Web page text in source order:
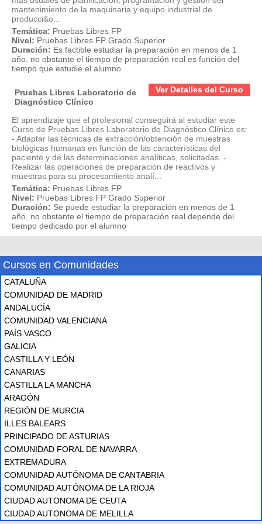
mantenimiento de la maquinaria y equipo industrial de
producci&o...
Temática: Pruebas Libres FP
Nivel: Pruebas Libres FP Grado Superior
Duración: Es factible estudiar la preparación en menos de 1
año, no obstante el tiempo de preparación real es función del
tiempo que estudie el alumno
Ver Detalles del Curso
Pruebas Libres Laboratorio de
Diagnóstico Clínico
El aprendizaje que el profesional conseguirá al estudiar este
Curso de Pruebas Libres Laboratorio de Diagnóstico Clínico es:
- Adaptar las técnicas de extracción/obtención de muestras
biológicas humanas en función de las características del
paciente y de las determinaciones analíticas, solicitadas. -
Realizar las operaciones de preparación de reactivos y
muestras para su procesamiento analí...
Temática: Pruebas Libres FP
Nivel: Pruebas Libres FP Grado Superior
Duración: Se puede estudiar la preparación en menos de 1
año, no obstante el tiempo de preparación real depende del
tiempo dedicado por el alumno
Cursos en Comunidades
CATALUÑA
COMUNIDAD DE MADRID
ANDALUCÍA
COMUNIDAD VALENCIANA
PAÍS VASCO
GALICIA
CASTILLA Y LEÓN
CANARIAS
CASTILLA LA MANCHA
ARAGÓN
REGIÓN DE MURCIA
ILLES BALEARS
PRINCIPADO DE ASTURIAS
COMUNIDAD FORAL DE NAVARRA
EXTREMADURA
COMUNIDAD AUTÓNOMA DE CANTABRIA
COMUNIDAD AUTÓNOMA DE LA RIOJA
CIUDAD AUTONOMA DE CEUTA
CIUDAD AUTONOMA DE MELILLA